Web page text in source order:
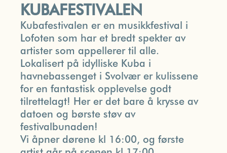
KUBAFESTIVALEN
Kubafestivalen er en musikkfestival i
Lofoten som har et bredt spekter av
artister som appellerer til alle.
Lokalisert på idylliske Kuba i
havnebassenget i Svolvær er kulissene
for en fantastisk opplevelse godt
tilrettelagt! Her er det bare å krysse av
datoen og børste støv av
festivalbunaden!
Vi åpner dørene kl 16:00, og første